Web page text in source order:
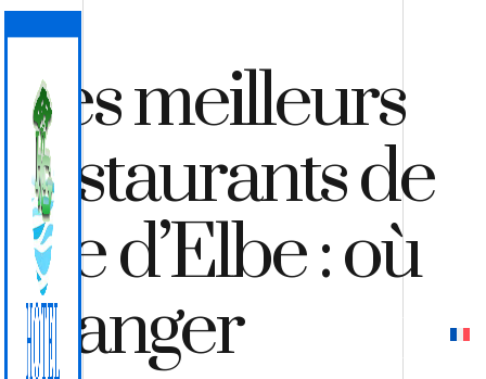
Les meilleurs
restaurants de
l’île d’Elbe : où
manger